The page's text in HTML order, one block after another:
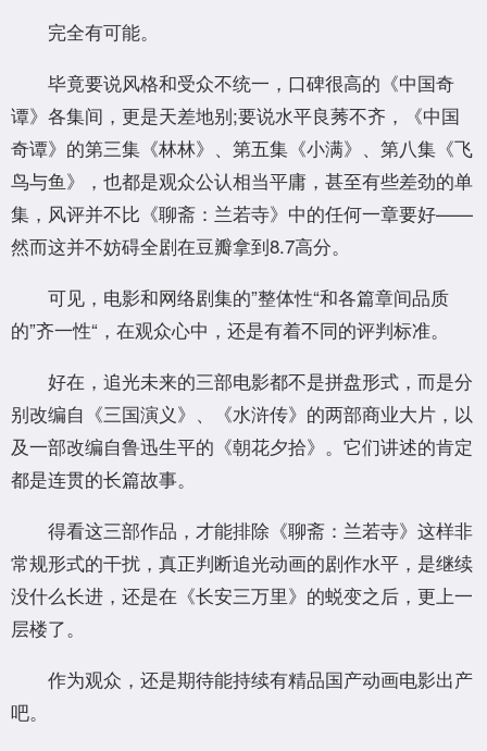
完全有可能。
毕竟要说风格和受众不统一，口碑很高的《中国奇
谭》各集间，更是天差地别;要说水平良莠不齐，《中国
奇谭》的第三集《林林》、第五集《小满》、第八集《飞
鸟与鱼》，也都是观众公认相当平庸，甚至有些差劲的单
集，风评并不比《聊斋：兰若寺》中的任何一章要好——
然而这并不妨碍全剧在豆瓣拿到8.7高分。
可见，电影和网络剧集的”整体性“和各篇章间品质
的”齐一性“，在观众心中，还是有着不同的评判标准。
好在，追光未来的三部电影都不是拼盘形式，而是分
别改编自《三国演义》、《水浒传》的两部商业大片，以
及一部改编自鲁迅生平的《朝花夕拾》。它们讲述的肯定
都是连贯的长篇故事。
得看这三部作品，才能排除《聊斋：兰若寺》这样非
常规形式的干扰，真正判断追光动画的剧作水平，是继续
没什么长进，还是在《长安三万里》的蜕变之后，更上一
层楼了。
作为观众，还是期待能持续有精品国产动画电影出产
吧。